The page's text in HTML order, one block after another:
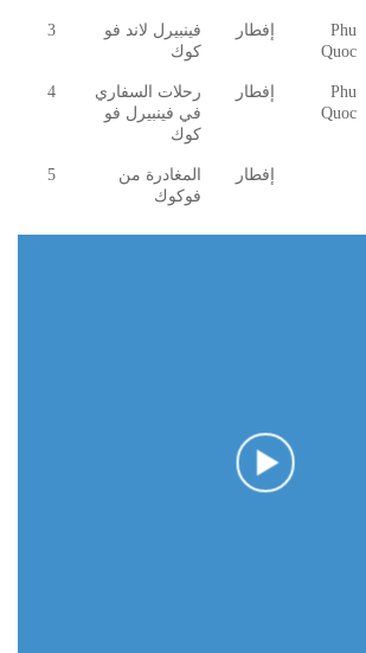
Phu
Quoc
إفطار
فينبيرل لاند فو
كوك
3
Phu
Quoc
إفطار
رحلات السفاري
في فينبيرل فو
كوك
4
إفطار
المغادرة من
فوكوك
5